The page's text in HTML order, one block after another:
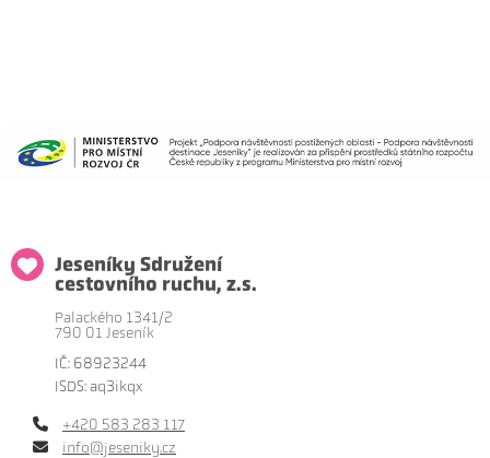
Jeseníky Sdružení
cestovního ruchu, z.s.
Palackého 1341/2
790 01 Jeseník
IČ: 68923244
ISDS: aq3ikqx
+420 583 283 117
info@jeseniky.cz